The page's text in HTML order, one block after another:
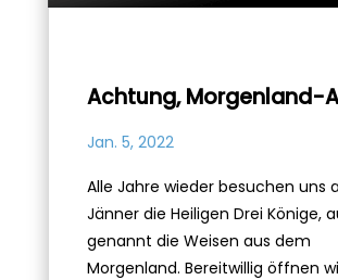
Achtung, Morgenland-
Jan. 5, 2022
Alle Jahre wieder besuchen uns
Jänner die Heiligen Drei Könige,
genannt die Weisen aus dem
Morgenland. Bereitwillig öffnen